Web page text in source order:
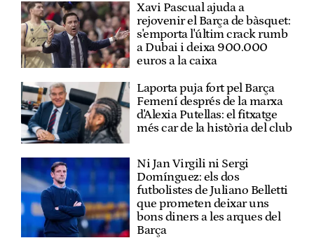
Xavi Pascual ajuda a
rejovenir el Barça de bàsquet:
s'emporta l'últim crack rumb
a Dubai i deixa 900.000
euros a la caixa
Laporta puja fort pel Barça
Femení després de la marxa
d'Alexia Putellas: el fitxatge
més car de la història del club
Ni Jan Virgili ni Sergi
Domínguez: els dos
futbolistes de Juliano Belletti
que prometen deixar uns
bons diners a les arques del
Barça